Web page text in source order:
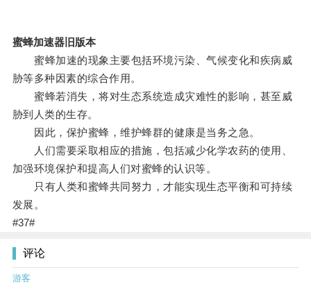
蜜蜂加速器旧版本
蜜蜂加速的现象主要包括环境污染、气候变化和疾病威
胁等多种因素的综合作用。
蜜蜂若消失，将对生态系统造成灾难性的影响，甚至威
胁到人类的生存。
因此，保护蜜蜂，维护蜂群的健康是当务之急。
人们需要采取相应的措施，包括减少化学农药的使用、
加强环境保护和提高人们对蜜蜂的认识等。
只有人类和蜜蜂共同努力，才能实现生态平衡和可持续
发展。
#37#
评论
游客